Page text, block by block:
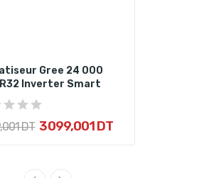
Gree 24 000
R32 Inverter Smart
DT 3 099,001 DT